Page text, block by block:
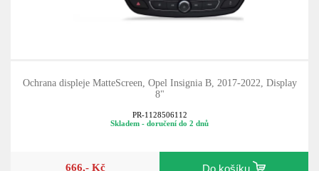
Ochrana displeje MatteScreen, Opel Insignia B, 2017-2022, Display
8"
PR-1128506112
Skladem - doručení do 2 dnů
666,- Kč Do košíku